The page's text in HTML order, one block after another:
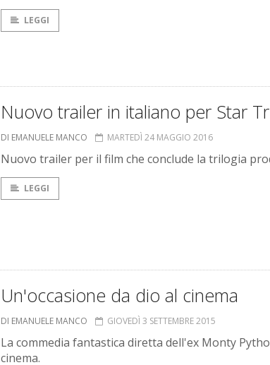
LEGGI
Nuovo trailer in italiano per Star
DI EMANUELE MANCO MARTEDÌ 24 MAGGIO 2016
Nuovo trailer per il film che conclude la trilogia
LEGGI
Un'occasione da dio al cinema
DI EMANUELE MANCO GIOVEDÌ 3 SETTEMBRE 2015
La commedia fantastica diretta dell'ex Monty
cinema.